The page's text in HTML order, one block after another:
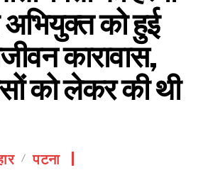
को हुई
कारावास,
को लेकर की थी
पटना